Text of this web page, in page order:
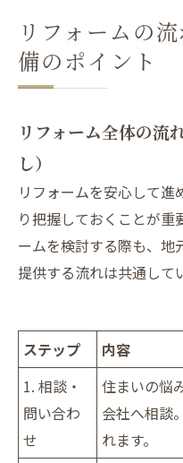
リフォームの
備のポイント
リフォーム全体の流
し）
リフォームを安心して
り把握しておくことが重
ームを検討する際も、地
提供する流れは共通して
ステップ
内容
1. 相談・
問い合わ
せ
住まいの悩
会社へ相談
れます。